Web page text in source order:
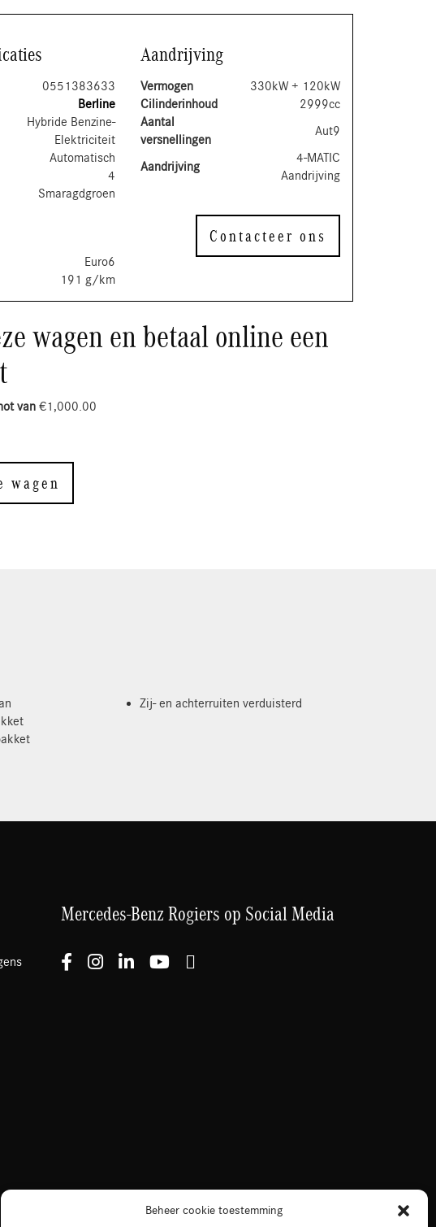
Beheer cookie toestemming
0551383633
Berline
Hybride Benzine-
Elektriciteit
Automatisch
4
Smaragdgroen
Aandrijving
Vermogen
330kW + 120kW
Cilinderinhoud
2999cc
Aantal
versnellingen
Aut9
Aandrijving
4-MATIC
Aandrijving
Euro6
191 g/km
Contacteer ons
wagen en betaal online een
van €1,000.00
wagen
Zij- en achterruiten verduisterd
Mercedes-Benz Rogiers op Social Media